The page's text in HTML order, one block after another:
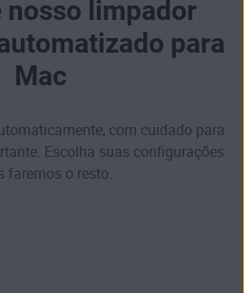
nosso limpador
para
Mac
com cuidado para
Escolha suas configurações
faremos o resto.